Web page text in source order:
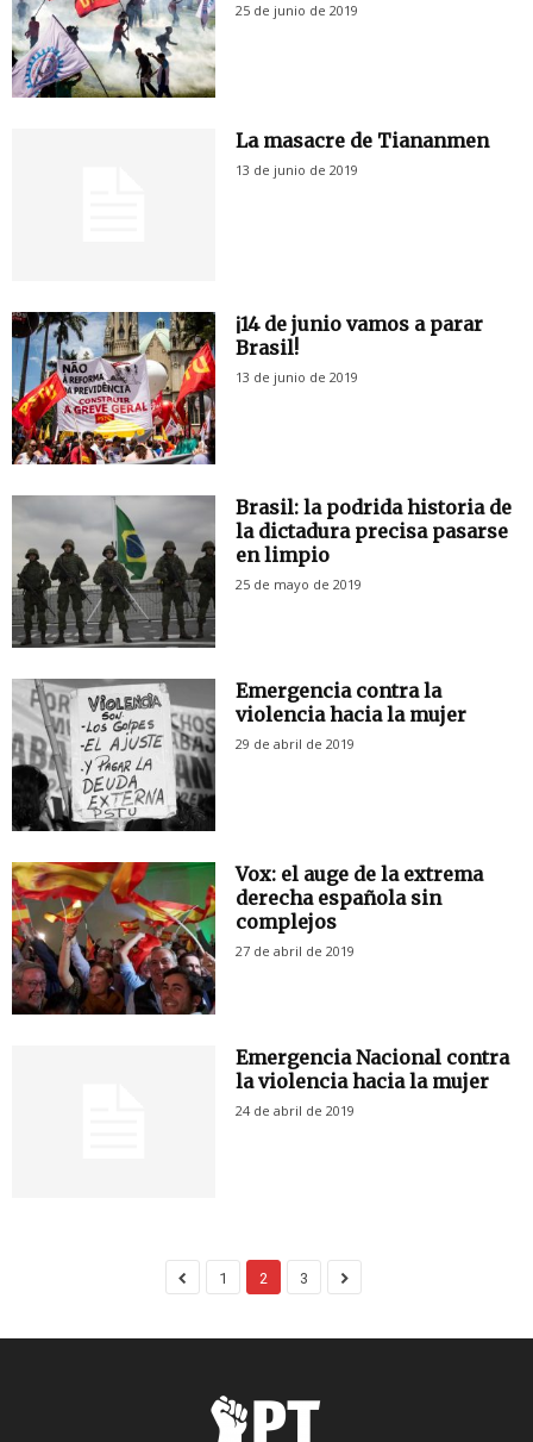
25 de junio de 2019
La masacre de Tiananmen
13 de junio de 2019
¡14 de junio vamos a parar
Brasil!
13 de junio de 2019
Brasil: la podrida historia de
la dictadura precisa pasarse
en limpio
25 de mayo de 2019
Emergencia contra la
violencia hacia la mujer
29 de abril de 2019
Vox: el auge de la extrema
derecha española sin
complejos
27 de abril de 2019
Emergencia Nacional contra
la violencia hacia la mujer
24 de abril de 2019
1 2 3